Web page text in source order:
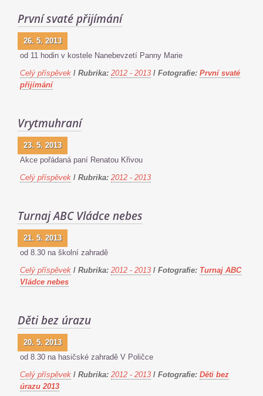
První svaté přijímání
26. 5. 2013
od 11 hodin v kostele Nanebevzetí Panny Marie
Celý příspěvek / Rubrika: 2012 - 2013 / Fotografie: První svaté
přijímání
Vrytmuhraní
23. 5. 2013
Akce pořádaná paní Renatou Křivou
Celý příspěvek / Rubrika: 2012 - 2013
Turnaj ABC Vládce nebes
21. 5. 2013
od 8.30 na školní zahradě
Celý příspěvek / Rubrika: 2012 - 2013 / Fotografie: Turnaj ABC
Vládce nebes
Děti bez úrazu
20. 5. 2013
od 8.30 na hasičské zahradě V Poličce
Celý příspěvek / Rubrika: 2012 - 2013 / Fotografie: Děti bez
úrazu 2013